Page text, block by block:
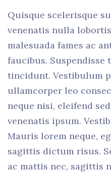
Quisque scelerisque
venenatis nulla
malesuada fames ac
faucibus. Suspendisse
tincidunt. Vestibulum
ullamcorper leo
neque nisi, eleifend
venenatis ipsum.
Mauris lorem neque,
sagittis dictum risus.
ac mattis nec, sagittis